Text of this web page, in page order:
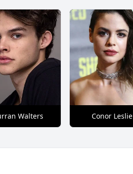
Walters Conor Leslie